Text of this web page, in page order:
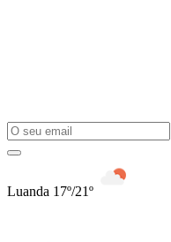
Luanda 17º/21º